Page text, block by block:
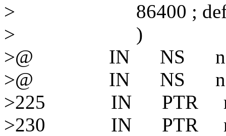
> 86400 ;
> )
>@ IN NS
>@ IN NS
>225 IN PTR
>230 IN PTR